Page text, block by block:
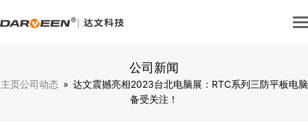
公司新闻
主页公司动态 » 达文震撼亮相2023台北电脑展：RTC系列三防平板电脑
备受关注！